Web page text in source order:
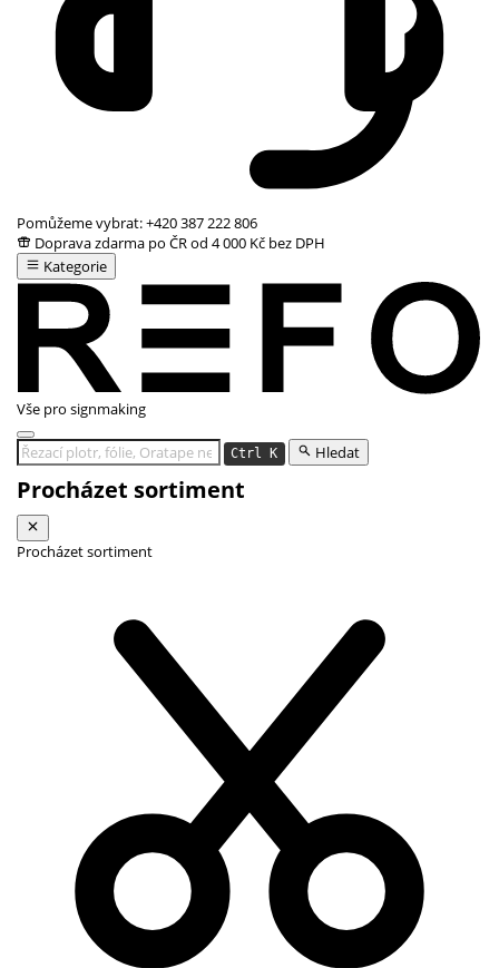
Pomůžeme vybrat:+420 387 222 806
Doprava zdarma po ČR od 4 000 Kč bez DPH
Kategorie
Vše pro signmaking
Ctrl K Hledat
Procházet sortiment
Procházet sortiment